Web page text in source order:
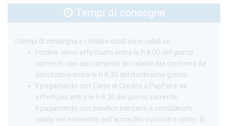
Tempi di consegna
I tempi di consegna e i relativi costi sono validi se:
l'ordine viene effettuato entro le h 8.00 del giorno
corrente, con caricamento dei relativi file conformi da
concludere entro le h 8.30 del medesimo giorno.
Il pagamento con Carte di Credito o PayPal è da
effettuasi entro le h 8.30 del giorno corrente.
Il pagamento con bonifico bancario è considerato
valido nel momento dell’accredito sul nostro conto. Si